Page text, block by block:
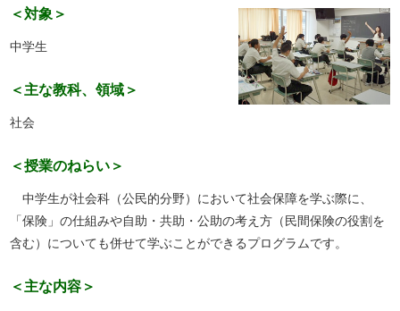
＜対象＞
中学生
＜主な教科、領域＞
社会
＜授業のねらい＞
中学生が社会科（公民的分野）において社会保障を学ぶ際に、
「保険」の仕組みや自助・共助・公助の考え方（民間保険の役割を
含む）についても併せて学ぶことができるプログラムです。
＜主な内容＞